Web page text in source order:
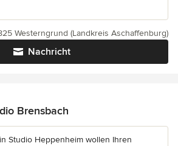
Nachricht
Westerngrund (Landkreis Aschaffenburg)
Brensbach
Studio Heppenheim wollen Ihren